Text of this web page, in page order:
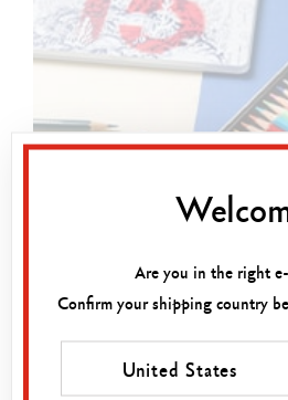
KREATIVITÄT IM
FARBEN AN
Kreative Workshops oder
Arbeitsplatz: Wie können
Ihrer Teams mithilfe von
Are you in the right
Confirm your shipping country
United States